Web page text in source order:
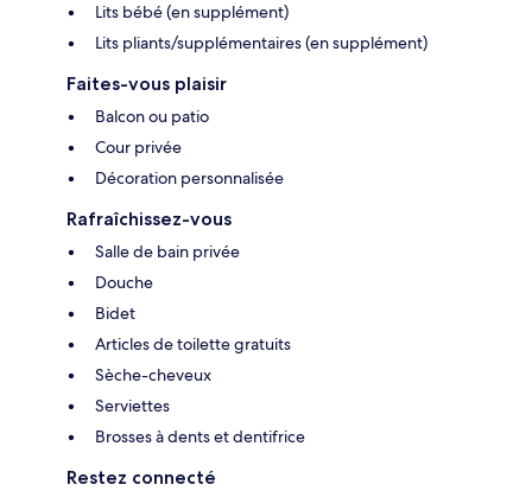
Lits bébé (en supplément)
Lits pliants/supplémentaires (en supplément)
Faites-vous plaisir
Balcon ou patio
Cour privée
Décoration personnalisée
Rafraîchissez-vous
Salle de bain privée
Douche
Bidet
Articles de toilette gratuits
Sèche-cheveux
Serviettes
Brosses à dents et dentifrice
Restez connecté